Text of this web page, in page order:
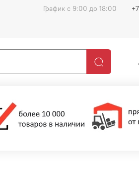
График с 9:00 до 18:00